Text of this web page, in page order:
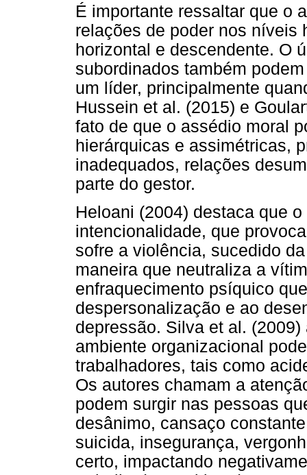
É importante ressaltar que o
relações de poder nos níveis
horizontal e descendente. O
subordinados também
um líder, principalmente
Hussein et al. (2015) e
fato de que o assédio moral
hierárquicas e assimétricas,
inadequados, relações
parte do gestor.
Heloani (2004) destaca que
intencionalidade, que
sofre a violência, sucedido
maneira que neutraliza a
enfraquecimento psíquico
despersonalização e ao
depressão. Silva et al.
ambiente organizacional
trabalhadores, tais como
Os autores chamam a
podem surgir nas pessoas
desânimo, cansaço
suicida, insegurança,
certo, impactando